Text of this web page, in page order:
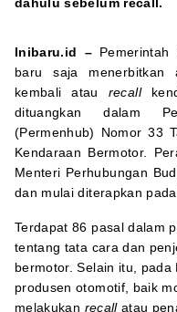
Inibaru.id – Pemerintah
baru saja menerbitkan
kembali atau recall
dituangkan dalam
(Permenhub) Nomor 33
Kendaraan Bermotor.
Menteri Perhubungan
dan mulai diterapkan
Terdapat 86 pasal dalam
tentang tata cara dan
bermotor. Selain itu,
produsen otomotif, baik
melakukan recallatau